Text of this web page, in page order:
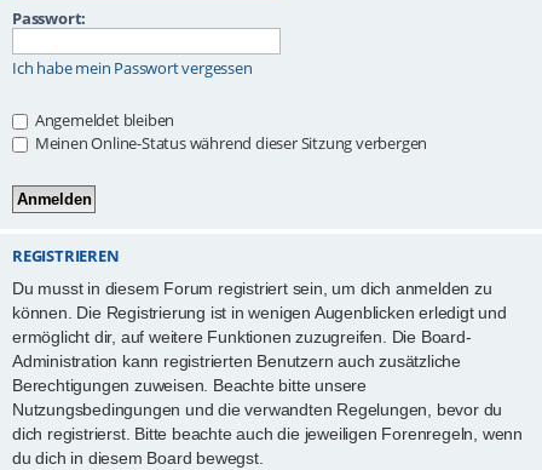
Passwort:
Ich habe mein Passwort vergessen
Angemeldet bleiben
Meinen Online-Status während dieser Sitzung verbergen
REGISTRIEREN
Du musst in diesem Forum registriert sein, um dich anmelden zu
können. Die Registrierung ist in wenigen Augenblicken erledigt und
ermöglicht dir, auf weitere Funktionen zuzugreifen. Die Board-
Administration kann registrierten Benutzern auch zusätzliche
Berechtigungen zuweisen. Beachte bitte unsere
Nutzungsbedingungen und die verwandten Regelungen, bevor du
dich registrierst. Bitte beachte auch die jeweiligen Forenregeln, wenn
du dich in diesem Board bewegst.